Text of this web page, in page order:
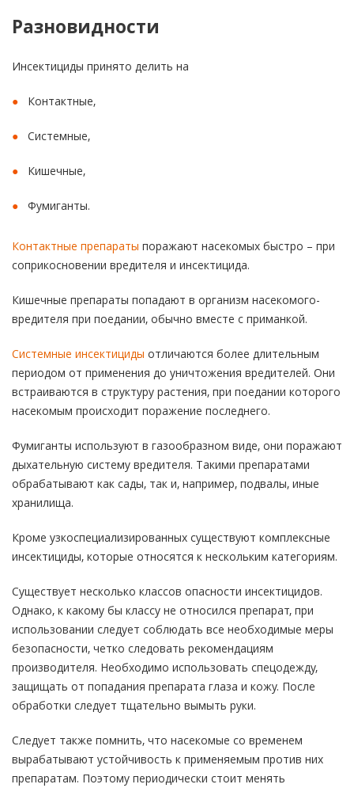
Разновидности
Инсектициды принято делить на
Контактные,
Системные,
Кишечные,
Фумиганты.
Контактные препараты поражают насекомых быстро – при
соприкосновении вредителя и инсектицида.
Кишечные препараты попадают в организм насекомого-
вредителя при поедании, обычно вместе с приманкой.
Системные инсектициды отличаются более длительным
периодом от применения до уничтожения вредителей. Они
встраиваются в структуру растения, при поедании которого
насекомым происходит поражение последнего.
Фумиганты используют в газообразном виде, они поражают
дыхательную систему вредителя. Такими препаратами
обрабатывают как сады, так и, например, подвалы, иные
хранилища.
Кроме узкоспециализированных существуют комплексные
инсектициды, которые относятся к нескольким категориям.
Существует несколько классов опасности инсектицидов.
Однако, к какому бы классу не относился препарат, при
использовании следует соблюдать все необходимые меры
безопасности, четко следовать рекомендациям
производителя. Необходимо использовать спецодежду,
защищать от попадания препарата глаза и кожу. После
обработки следует тщательно вымыть руки.
Следует также помнить, что насекомые со временем
вырабатывают устойчивость к применяемым против них
препаратам. Поэтому периодически стоит менять